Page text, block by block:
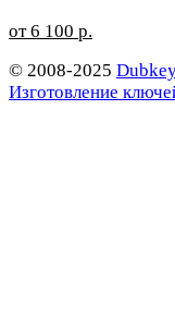
от 6 100 р.
© 2008-2025 Dubkey
Изготовление